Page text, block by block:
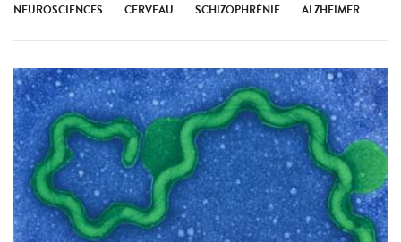
NEUROSCIENCES CERVEAU SCHIZOPHRÉNIE ALZHEIMER